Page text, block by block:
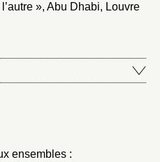
», Abu Dhabi, Louvre
ensembles :